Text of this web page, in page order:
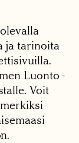
ja tarinoita
Luonto -
Voit